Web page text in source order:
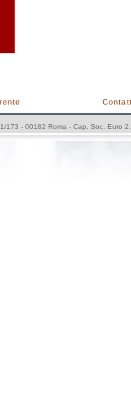
173 - 00182 Roma - Cap. Soc. Euro